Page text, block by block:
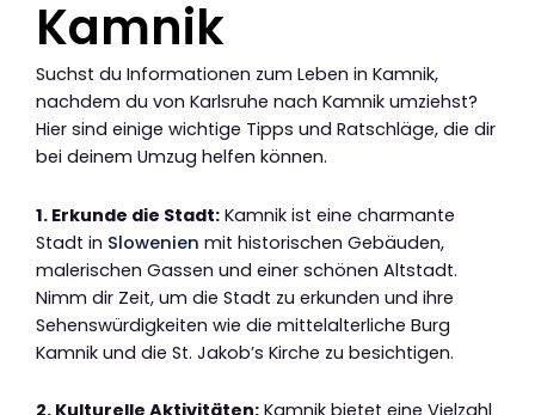
Kamnik
Suchst du Informationen zum Leben in Kamnik,
nachdem du von Karlsruhe nach Kamnik umziehst?
Hier sind einige wichtige Tipps und Ratschläge, die dir
bei deinem Umzug helfen können.
1. Erkunde die Stadt: Kamnik ist eine charmante
Stadt in Slowenien mit historischen Gebäuden,
malerischen Gassen und einer schönen Altstadt.
Nimm dir Zeit, um die Stadt zu erkunden und ihre
Sehenswürdigkeiten wie die mittelalterliche Burg
Kamnik und die St. Jakob’s Kirche zu besichtigen.